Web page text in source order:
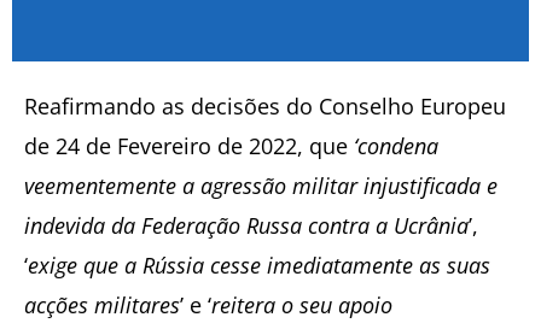
Reafirmando as decisões do Conselho Europeu
de 24 de Fevereiro de 2022, que ‘condena
veementemente a agressão militar injustificada e
indevida da Federação Russa contra a Ucrânia’,
‘exige que a Rússia cesse imediatamente as suas
acções militares’ e ‘reitera o seu apoio